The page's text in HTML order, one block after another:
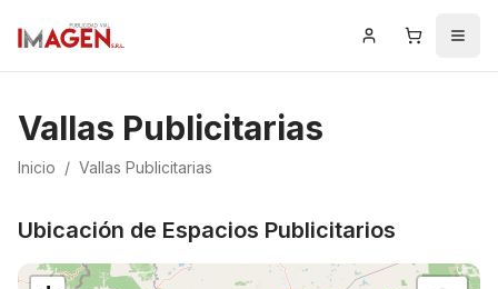
Iniciar Sesión
Carrito
Error al cargar las vallas publicitarias
Failed to fetch